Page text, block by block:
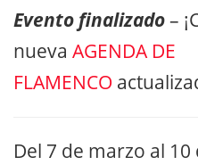
Evento finalizado–
nueva AGENDA DE
FLAMENCO
Del 7 de marzo al